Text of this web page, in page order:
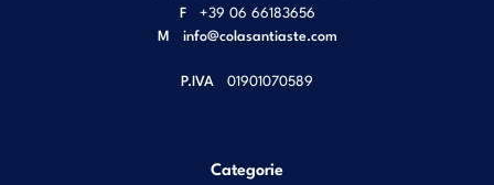
F
+39 06 66183656
M info@colasantiaste.com
P.IVA 01901070589
Categorie